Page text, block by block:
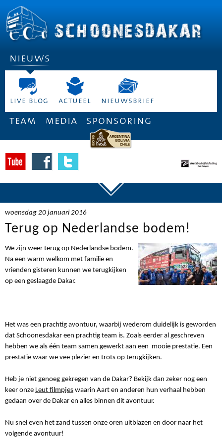
nieuws
live blog actueel nieuwsbrief
team media sponsoring
woensdag 20 januari 2016
Terug op Nederlandse bodem!
We zijn weer terug op Nederlandse bodem.
Na een warm welkom met familie en
vrienden gisteren kunnen we terugkijken
op een geslaagde Dakar.
Het was een prachtig avontuur, waarbij wederom duidelijk is geworden
dat Schoonesdakar een prachtig team is. Zoals eerder al geschreven
hebben we als één team samen gewerkt aan een mooie prestatie. Een
prestatie waar we vee plezier en trots op terugkijken.
Heb je niet genoeg gekregen van de Dakar? Bekijk dan zeker nog een
keer onze Leut filmpjes waarin Aart en anderen hun verhaal hebben
gedaan over de Dakar en alles binnen dit avontuur.
Nu snel even het zand tussen onze oren uitblazen en door naar het
volgende avontuur!